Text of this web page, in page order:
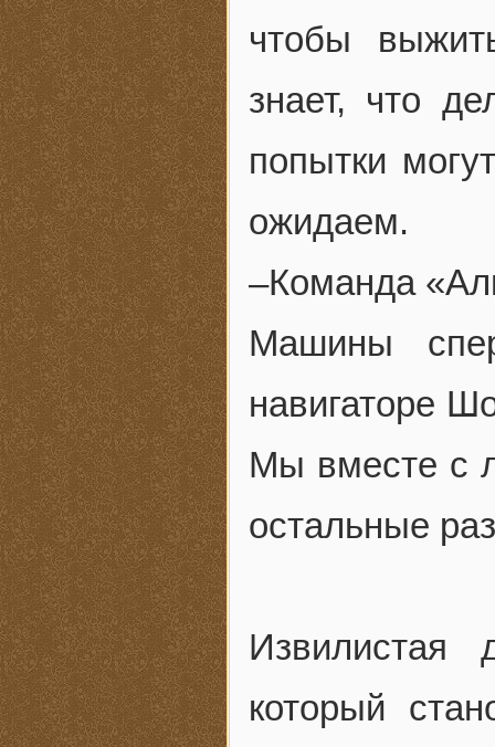
чтобы
знает, что
попытки
ожидаем.
–Команда
Машины
навигаторе
Мы вместе с
остальные
Извилистая
который